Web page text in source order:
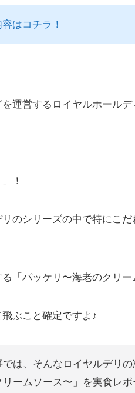
はコチラ！
を運営するロイヤルホール
！
のシリーズの中で特にこだ
「パッケリ〜海老のクリー
ぶこと確定ですよ♪
では、そんなロイヤルデリ
ームソース〜」を実食レポ